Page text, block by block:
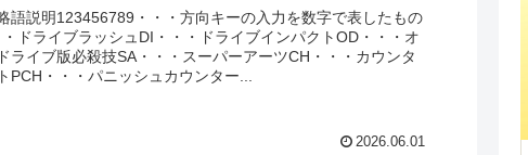
語説明123456789・・・方向キーの入力を数字で表したもの
ドライブラッシュDI・・・ドライブインパクトOD・・・オ
ライブ版必殺技SA・・・スーパーアーツCH・・・カウンタ
PCH・・・パニッシュカウンター...
2026.06.01